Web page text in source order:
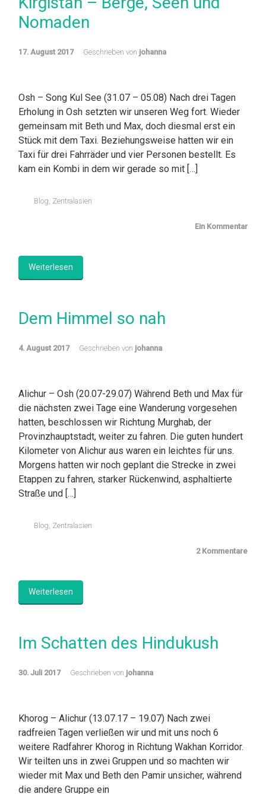
Nomaden
17. August 2017 Geschrieben von johanna
Osh – Song Kul See (31.07 – 05.08) Nach drei Tagen
Erholung in Osh setzten wir unseren Weg fort. Wieder
gemeinsam mit Beth und Max, doch diesmal erst ein
Stück mit dem Taxi. Beziehungsweise hatten wir ein
Taxi für drei Fahrräder und vier Personen bestellt. Es
kam ein Kombi in dem wir gerade so mit […]
Blog, Zentralasien
Ein Kommentar
Weiterlesen
Dem Himmel so nah
4. August 2017 Geschrieben von johanna
Alichur – Osh (20.07-29.07) Während Beth und Max für
die nächsten zwei Tage eine Wanderung vorgesehen
hatten, beschlossen wir Richtung Murghab, der
Provinzhauptstadt, weiter zu fahren. Die guten hundert
Kilometer von Alichur aus waren ein leichtes für uns.
Morgens hatten wir noch geplant die Strecke in zwei
Etappen zu fahren, starker Rückenwind, asphaltierte
Straße und […]
Blog, Zentralasien
2 Kommentare
Weiterlesen
Im Schatten des Hindukush
30. Juli 2017 Geschrieben von johanna
Khorog – Alichur (13.07.17 – 19.07) Nach zwei
radfreien Tagen verließen wir und mit uns noch 6
weitere Radfahrer Khorog in Richtung Wakhan Korridor.
Wir teilten uns in zwei Gruppen und so machten wir
wieder mit Max und Beth den Pamir unsicher, während
die andere Gruppe ein